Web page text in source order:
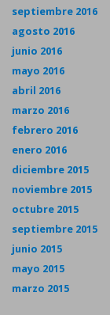
septiembre 2016
agosto 2016
junio 2016
mayo 2016
abril 2016
marzo 2016
febrero 2016
enero 2016
diciembre 2015
noviembre 2015
octubre 2015
septiembre 2015
junio 2015
mayo 2015
marzo 2015